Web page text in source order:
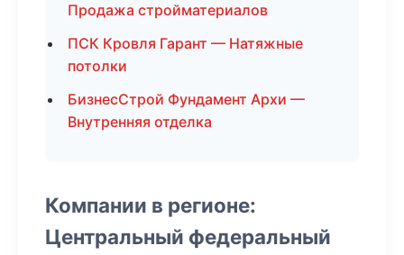
Продажа стройматериалов
ПСК Кровля Гарант — Натяжные
потолки
БизнесСтрой Фундамент Архи —
Внутренняя отделка
Компании в регионе:
Центральный федеральный